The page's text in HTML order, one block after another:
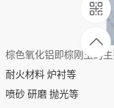
棕色氧化铝即棕刚玉的
耐火材料 炉衬等
喷砂 研磨 抛光等